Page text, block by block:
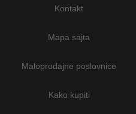
Kontakt
Mapa sajta
Maloprodajne poslovnice
Kako kupiti